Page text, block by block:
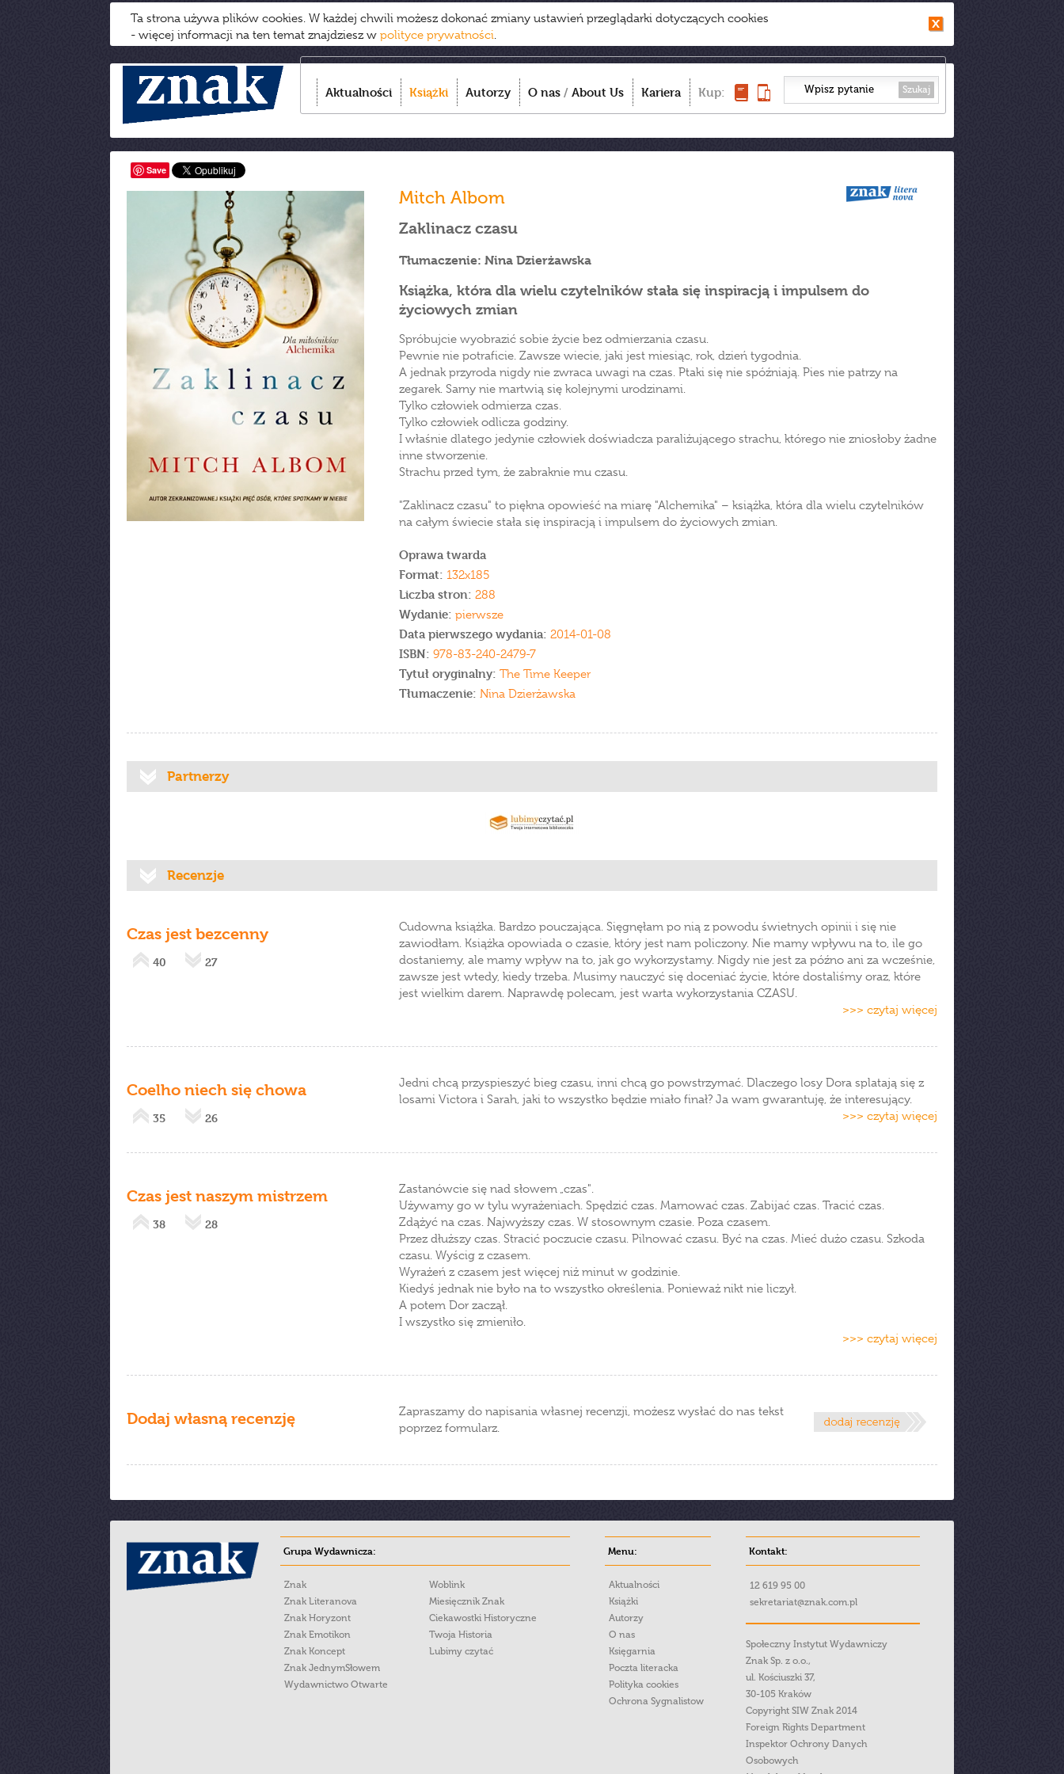
Ta strona używa plików cookies. W każdej chwili możesz dokonać zmiany ustawień przeglądarki dotyczących cookies
- więcej informacji na ten temat znajdziesz w polityce prywatności.
Aktualności Książki Autorzy O nas / About Us Kariera Kup: Szukaj
Save
Mitch Albom
Zaklinacz czasu
Tłumaczenie: Nina Dzierżawska
Książka, która dla wielu czytelników stała się inspiracją i impulsem do
życiowych zmian
Spróbujcie wyobrazić sobie życie bez odmierzania czasu.
Pewnie nie potraficie. Zawsze wiecie, jaki jest miesiąc, rok, dzień tygodnia.
A jednak przyroda nigdy nie zwraca uwagi na czas. Ptaki się nie spóźniają. Pies nie patrzy na
zegarek. Sarny nie martwią się kolejnymi urodzinami.
Tylko człowiek odmierza czas.
Tylko człowiek odlicza godziny.
I właśnie dlatego jedynie człowiek doświadcza paraliżującego strachu, którego nie zniosłoby żadne
inne stworzenie.
Strachu przed tym, że zabraknie mu czasu.
"Zaklinacz czasu" to piękna opowieść na miarę "Alchemika" – książka, która dla wielu czytelników
na całym świecie stała się inspiracją i impulsem do życiowych zmian.
Oprawa twarda
Format: 132x185
Liczba stron: 288
Wydanie: pierwsze
Data pierwszego wydania: 2014-01-08
ISBN: 978-83-240-2479-7
Tytuł oryginalny: The Time Keeper
Tłumaczenie: Nina Dzierżawska
Partnerzy
Recenzje
Czas jest bezcenny
40 27
Cudowna książka. Bardzo pouczająca. Sięgnęłam po nią z powodu świetnych opinii i się nie
zawiodłam. Książka opowiada o czasie, który jest nam policzony. Nie mamy wpływu na to, ile go
dostaniemy, ale mamy wpływ na to, jak go wykorzystamy. Nigdy nie jest za późno ani za wcześnie,
zawsze jest wtedy, kiedy trzeba. Musimy nauczyć się doceniać życie, które dostaliśmy oraz, które
jest wielkim darem. Naprawdę polecam, jest warta wykorzystania CZASU.
>>> czytaj więcej
Coelho niech się chowa
35 26
Jedni chcą przyspieszyć bieg czasu, inni chcą go powstrzymać. Dlaczego losy Dora splatają się z
losami Victora i Sarah, jaki to wszystko będzie miało finał? Ja wam gwarantuję, że interesujący.
>>> czytaj więcej
Czas jest naszym mistrzem
38 28
Zastanówcie się nad słowem „czas".
Używamy go w tylu wyrażeniach. Spędzić czas. Marnować czas. Zabijać czas. Tracić czas.
Zdążyć na czas. Najwyższy czas. W stosownym czasie. Poza czasem.
Przez dłuższy czas. Stracić poczucie czasu. Pilnować czasu. Być na czas. Mieć dużo czasu. Szkoda
czasu. Wyścig z czasem.
Wyrażeń z czasem jest więcej niż minut w godzinie.
Kiedyś jednak nie było na to wszystko określenia. Ponieważ nikt nie liczył.
A potem Dor zaczął.
I wszystko się zmieniło.
>>> czytaj więcej
Dodaj własną recenzję
Zapraszamy do napisania własnej recenzji, możesz wysłać do nas tekst
poprzez formularz.
Grupa Wydawnicza:
Znak
Znak Literanova
Znak Horyzont
Znak Emotikon
Znak Koncept
Znak JednymSłowem
Wydawnictwo Otwarte
Woblink
Miesięcznik Znak
Ciekawostki Historyczne
Twoja Historia
Lubimy czytać
Menu:
Aktualności
Książki
Autorzy
O nas
Księgarnia
Poczta literacka
Polityka cookies
Ochrona Sygnalistow
Kontakt:
12 619 95 00
sekretariat@znak.com.pl
Społeczny Instytut Wydawniczy
Znak Sp. z o.o.,
ul. Kościuszki 37,
30-105 Kraków
Copyright SIW Znak 2014
Foreign Rights Department
Inspektor Ochrony Danych
Osobowych